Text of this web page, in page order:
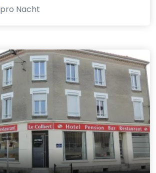
pro Nacht